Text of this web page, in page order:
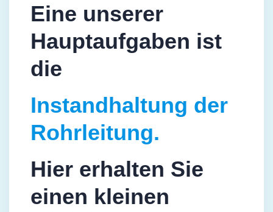
Eine unserer
Hauptaufgaben ist
die
Instandhaltung der
Rohrleitung.
Hier erhalten Sie
einen kleinen